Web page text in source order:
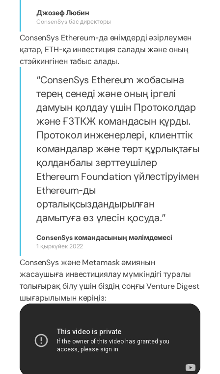
Джозеф Любин
ConsenSys бас директоры
ConsenSys Ethereum-да өнімдерді әзірлеумен
қатар, ETH-қа инвестиция салады және оның
стэйкингінен табыс алады.
ConsenSys Ethereum жобасына
терең сенеді және оның іргелі
дамуын қолдау үшін Протоколдар
және ҒЗТКЖ командасын құрды.
Протокол инженерлері, клиенттік
командалар және төрт құрлықтағы
қолданбалы зерттеушілер
Ethereum Foundation үйлестіруімен
Ethereum-ды
орталықсыздандырылған
дамытуға өз үлесін қосуда.
ConsenSys командасының мәлімдемесі
1 қыркүйек 2022
ConsenSys және Metamask әмиянын
жасаушыға инвестициялау мүмкіндігі туралы
толығырақ білу үшін біздің соңғы Venture Digest
шығарылымын көріңіз: